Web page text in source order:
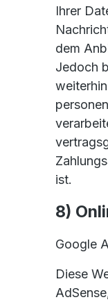
Ihrer
dem
Jedoch
ist.
8)
Google
Diese